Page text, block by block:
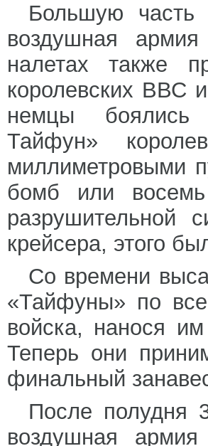
Большую часть
воздушная
налетах также
королевских ВВС
немцы боялись
Тайфун»
миллиметровыми
бомб или
разрушительной
крейсера, этого
Со времени
«Тайфуны» по
войска, нанося
Теперь они
финальный
После полудня
воздушная